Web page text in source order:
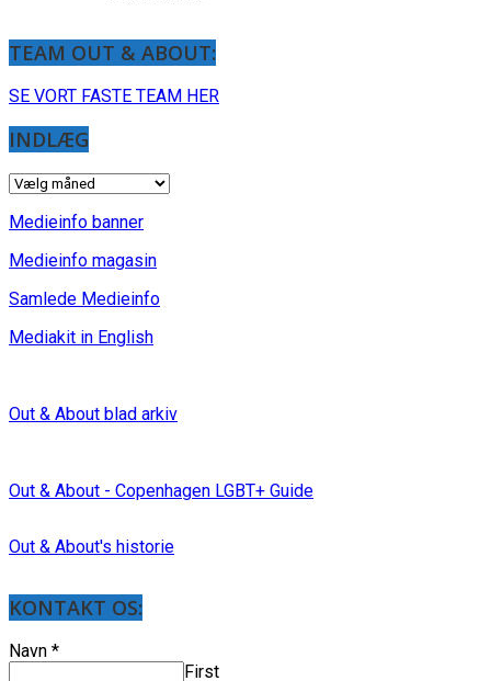
TEAM OUT & ABOUT:
SE VORT FASTE TEAM HER
INDLÆG
INDLÆG
Medieinfo banner
Medieinfo magasin
Samlede Medieinfo
Mediakit in English
Out & About blad arkiv
Out & About - Copenhagen LGBT+ Guide
Out & About's historie
KONTAKT OS:
Navn *
First